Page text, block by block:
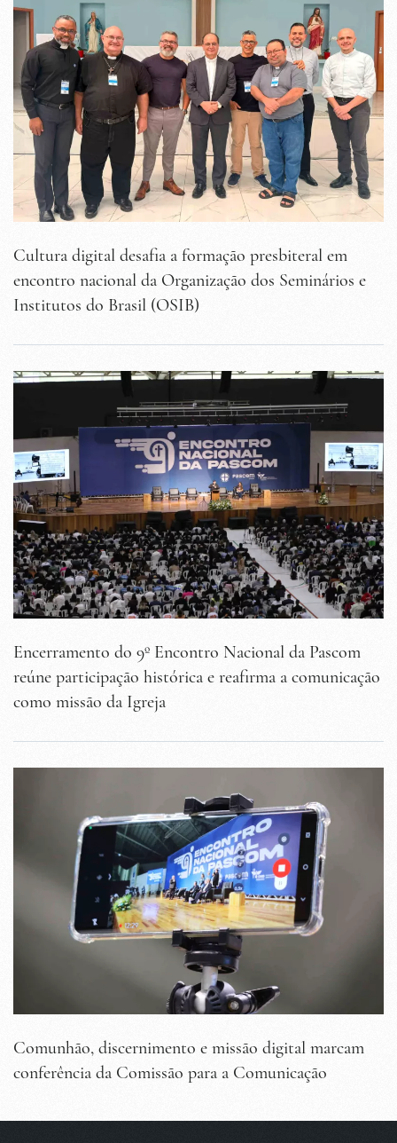
Cultura digital desafia a formação presbiteral em
encontro nacional da Organização dos Seminários e
Institutos do Brasil (OSIB)
Encerramento do 9º Encontro Nacional da Pascom
reúne participação histórica e reafirma a comunicação
como missão da Igreja
Comunhão, discernimento e missão digital marcam
conferência da Comissão para a Comunicação